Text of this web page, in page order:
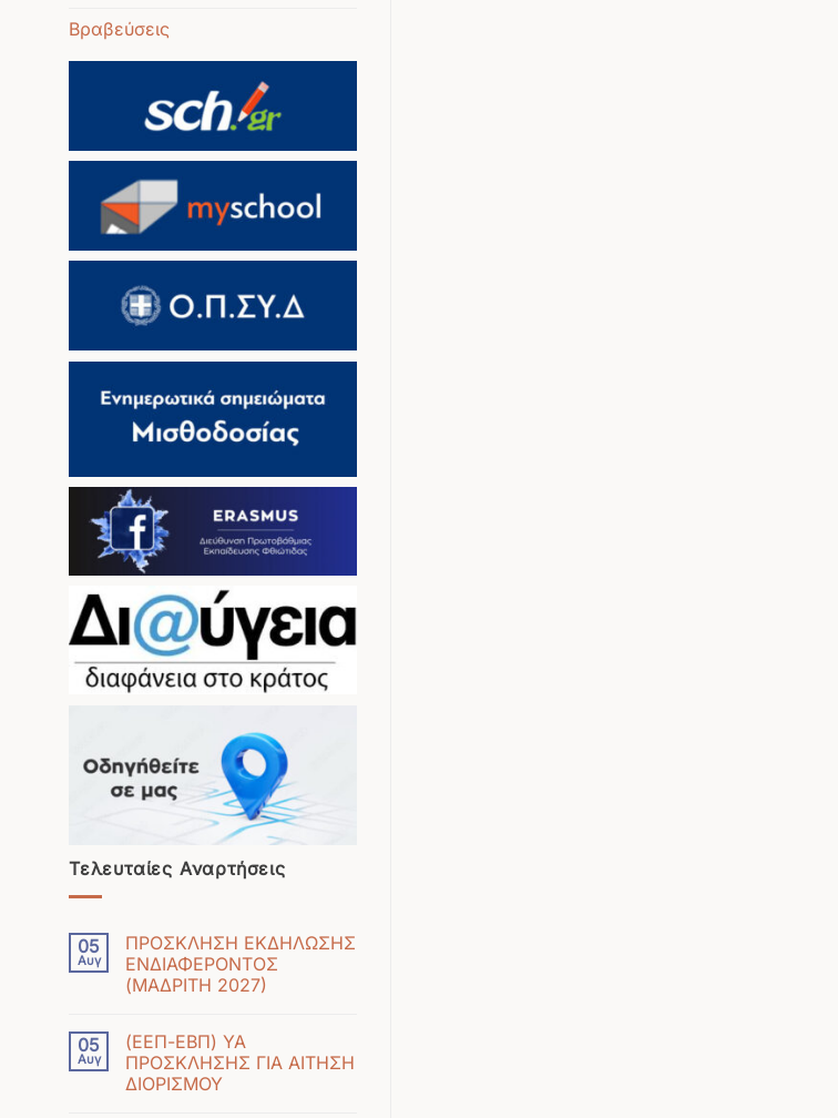
Βραβεύσεις
Τελευταίες Αναρτήσεις
05
Αυγ
ΠΡΟΣΚΛΗΣΗ ΕΚΔΗΛΩΣΗΣ
ΕΝΔΙΑΦΕΡΟΝΤΟΣ
(ΜΑΔΡΙΤΗ 2027)
υπάρχουν
σχόλια
στο
ΠΡΟΣΚΛΗΣΗ
05
Αυγ
(ΕΕΠ-ΕΒΠ) ΥΑ
ΠΡΟΣΚΛΗΣΗΣ ΓΙΑ ΑΙΤΗΣΗ
ΔΙΟΡΙΣΜΟΥ